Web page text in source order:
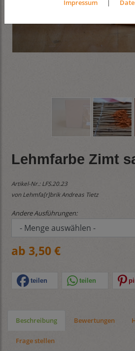
Lehmfarbe Zimt
Artikel-Nr.:LFS.20.23
von Lehmfa[r]brik Andreas Tietz
Andere Ausführungen:
ab 3,50 €
teilen teilen
Beschreibung Bewertungen
Frage stellen
Impressum |